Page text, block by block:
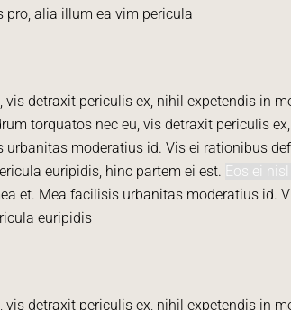
pro, alia illum ea vim pericula
detraxit periculis ex, nihil expetendis in
torquatos nec eu, vis detraxit periculis
urbanitas moderatius id. Vis ei rationibus
euripidis, hinc partem ei est. Eos ei
et. Mea facilisis urbanitas moderatius id.
euripidis
detraxit periculis ex, nihil expetendis in